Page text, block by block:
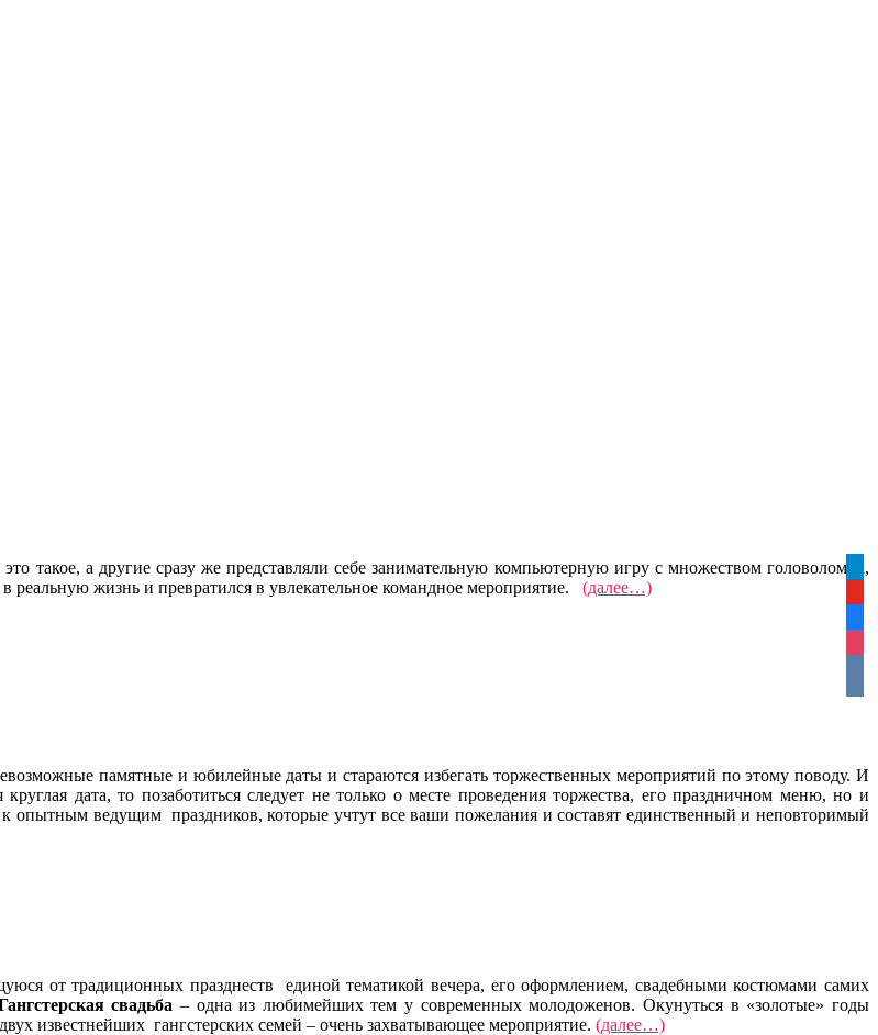
такое, а другие сразу же представляли себе занимательную компьютерную игру с множеством головоломок,
жизнь и превратился в увлекательное командное мероприятие. (далее…)
памятные и юбилейные даты и стараются избегать торжественных мероприятий по этому поводу. И
дата, то позаботиться следует не только о месте проведения торжества, его праздничном меню, но и
опытным ведущим праздников, которые учтут все ваши пожелания и составят единственный и неповторимый
от традиционных празднеств единой тематикой вечера, его оформлением, свадебными костюмами самих
свадьба – одна из любимейших тем у современных молодоженов. Окунуться в «золотые» годы
известнейших гангстерских семей – очень захватывающее мероприятие. (далее…)